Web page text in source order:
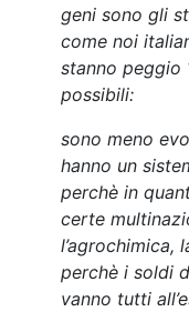
geni sono gli
come noi
stanno peggio
possibili:
sono meno
hanno un
perchè in
certe
l’agrochimica,
perchè i soldi
vanno tutti